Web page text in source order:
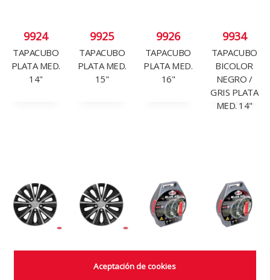
9924
TAPACUBO
PLATA MED.
14"
9925
TAPACUBO
PLATA MED.
15"
9926
TAPACUBO
PLATA MED.
16"
9934
TAPACUBO
BICOLOR
NEGRO /
GRIS PLATA
MED. 14"
Aceptación de cookies